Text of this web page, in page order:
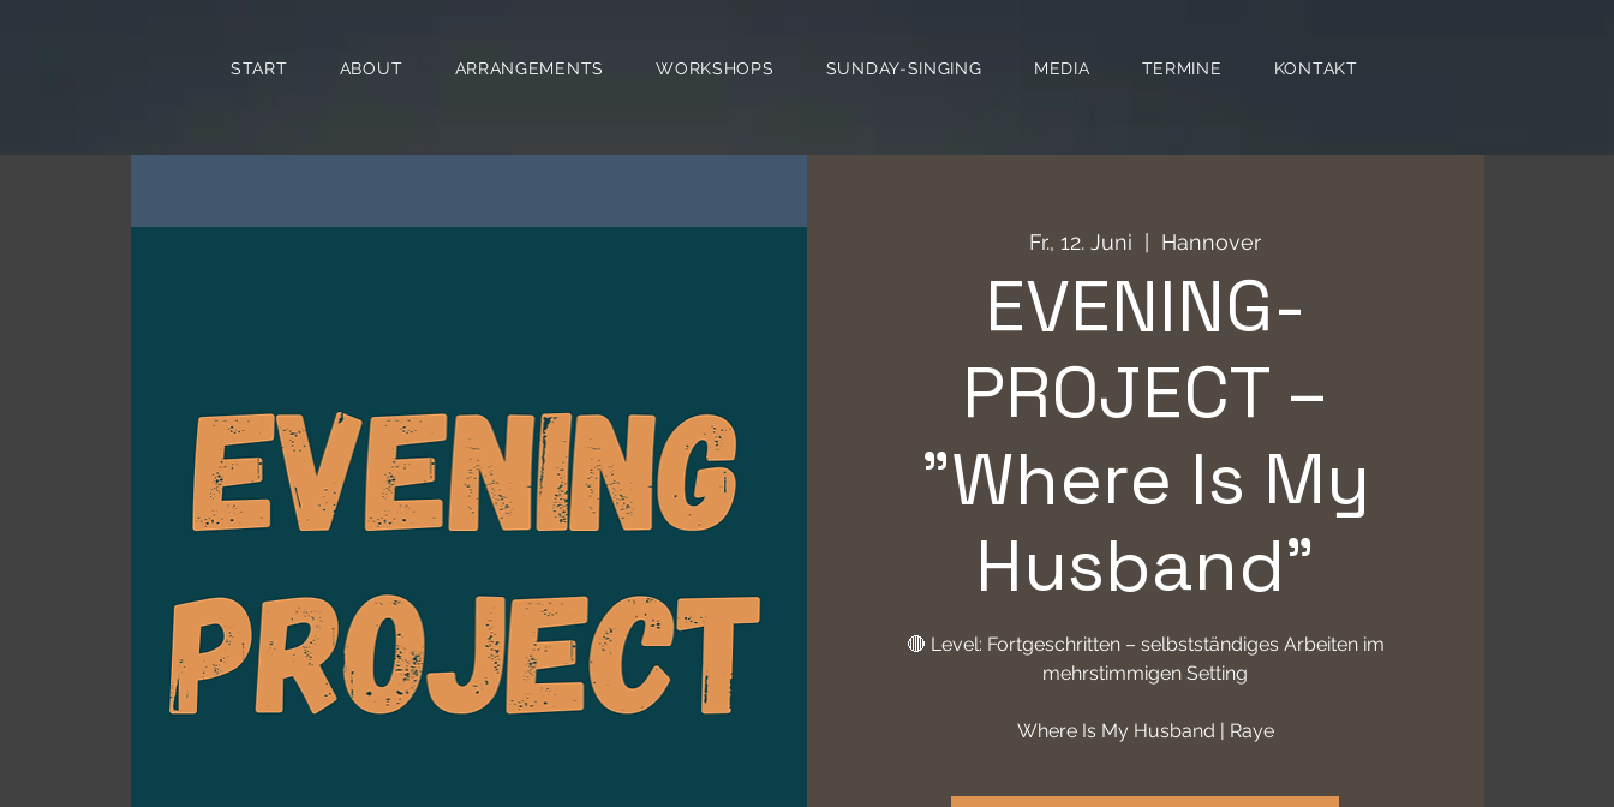
START ABOUT ARRANGEMENTS WORKSHOPS SUNDAY-SINGING MEDIA TERMINE KONTAKT
Fr., 12. Juni Hannover
EVENING-
PROJECT –
"Where Is My
Husband"
🔴 Level: Fortgeschritten – selbstständiges Arbeiten im
mehrstimmigen Setting
Where Is My Husband | Raye